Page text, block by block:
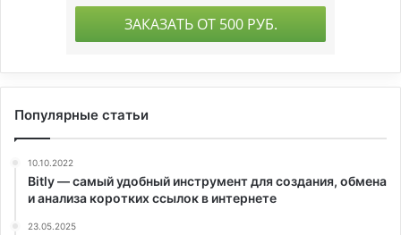
Популярные статьи
10.10.2022
Bitly — самый удобный инструмент для создания, обмена
и анализа коротких ссылок в интернете
23.05.2025